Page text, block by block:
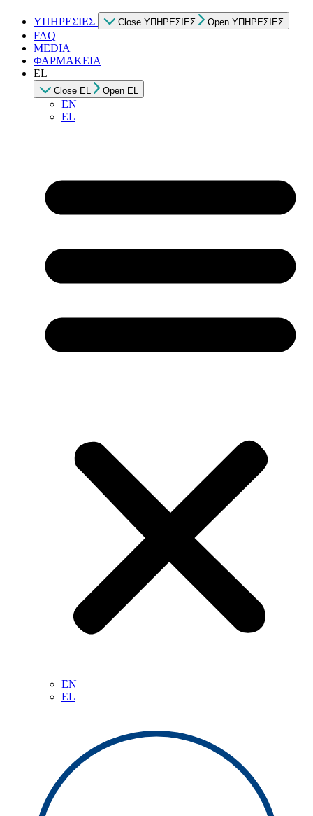
ΥΠΗΡΕΣΙΕΣ Close ΥΠΗΡΕΣΙΕΣ Open ΥΠΗΡΕΣΙΕΣ
FAQ
MEDIA
ΦΑΡΜΑΚΕΙΑ
EL
Close EL Open EL
EN
EL
EN
EL